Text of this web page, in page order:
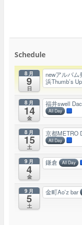
Schedule
8月
9
日
newアルバム
浜Thumb’s Up
8月
14
金
福井swell
All Day
8月
15
土
京都METRO
All Day
9月
4
金
鎌倉 All Day
9月
5
土
金町Ao’z bar